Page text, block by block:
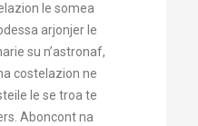
le somea
arjonjer le
su n’astronaf,
costelazion ne
le se troa te
Aboncont na